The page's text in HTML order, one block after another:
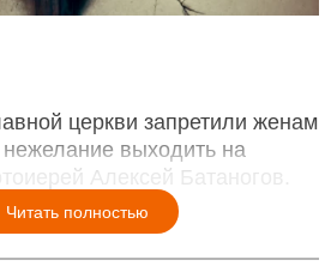
церкви запретили женам
выходить на
Алексей Батаногов.
Читать полностью